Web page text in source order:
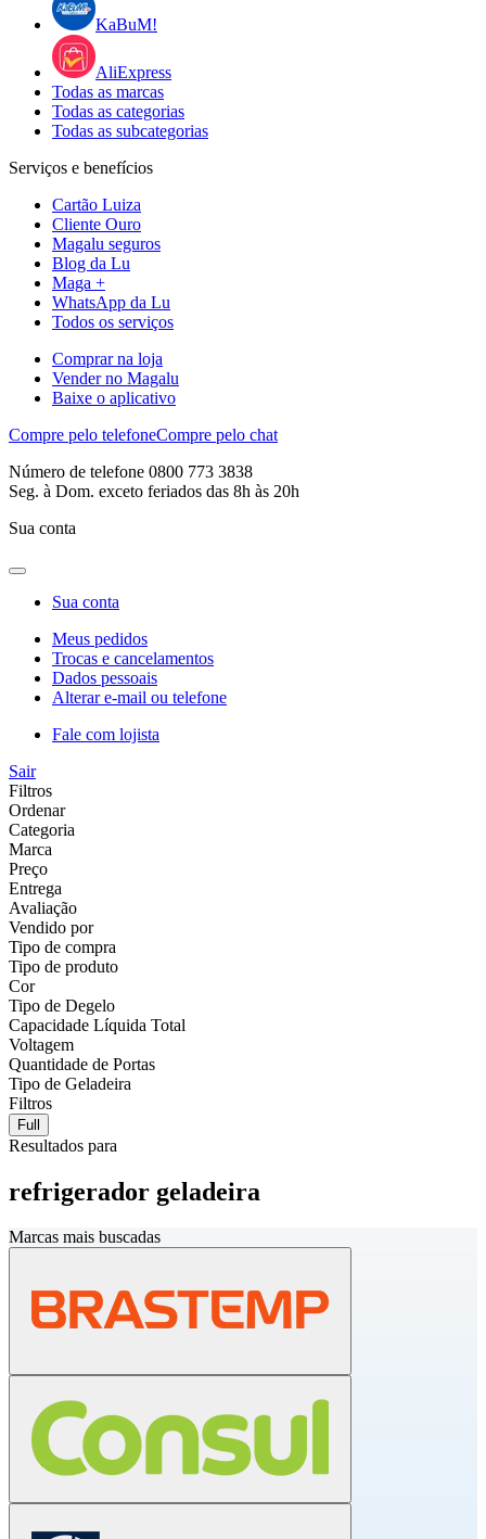
KaBuM!
AliExpress
Todas as marcas
Todas as categorias
Todas as subcategorias
Serviços e benefícios
Cartão Luiza
Cliente Ouro
Magalu seguros
Blog da Lu
Maga +
WhatsApp da Lu
Todos os serviços
Comprar na loja
Vender no Magalu
Baixe o aplicativo
Compre pelo telefoneCompre pelo chat
Número de telefone 0800 773 3838
Seg. à Dom. exceto feriados das 8h às 20h
Sua conta
Sua conta
Meus pedidos
Trocas e cancelamentos
Dados pessoais
Alterar e-mail ou telefone
Fale com lojista
Sair
Filtros
Ordenar
Categoria
Marca
Preço
Entrega
Avaliação
Vendido por
Tipo de compra
Tipo de produto
Cor
Tipo de Degelo
Capacidade Líquida Total
Voltagem
Quantidade de Portas
Tipo de Geladeira
Filtros
Full
Resultados para
refrigerador geladeira
Marcas mais buscadas